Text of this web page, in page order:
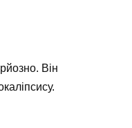
Він